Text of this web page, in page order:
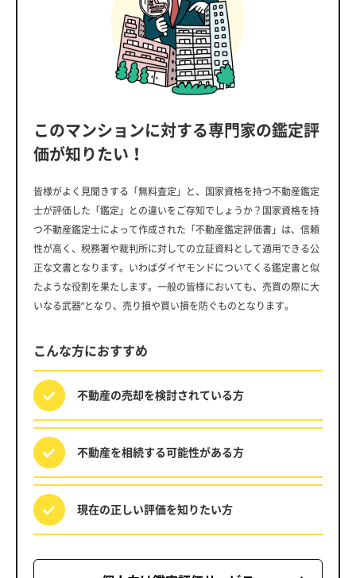
このマンションに対する専門家の鑑定評
価が知りたい！
皆様がよく見聞きする「無料査定」と、国家資格を持つ不動産鑑定
士が評価した「鑑定」との違いをご存知でしょうか？国家資格を持
つ不動産鑑定士によって作成された「不動産鑑定評価書」は、信頼
性が高く、税務署や裁判所に対しての立証資料として適用できる公
正な文書となります。いわばダイヤモンドについてくる鑑定書と似
たような役割を果たします。一般の皆様においても、売買の際に大
いなる武器”となり、売り損や買い損を防ぐものとなります。
こんな方におすすめ
不動産の売却を検討されている方
不動産を相続する可能性がある方
現在の正しい評価を知りたい方